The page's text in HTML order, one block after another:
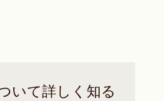
いて詳しく知る